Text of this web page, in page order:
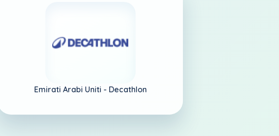
Emirati Arabi Uniti - Decathlon